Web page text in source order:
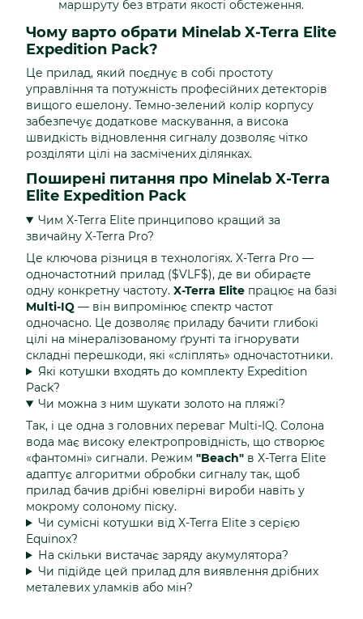
маршруту без втрати якості обстеження.
Чому варто обрати Minelab X-Terra Elite
Expedition Pack?
Це прилад, який поєднує в собі простоту
управління та потужність професійних детекторів
вищого ешелону. Темно-зелений колір корпусу
забезпечує додаткове маскування, а висока
швидкість відновлення сигналу дозволяє чітко
розділяти цілі на засмічених ділянках.
Поширені питання про Minelab X-Terra
Elite Expedition Pack
Чим X-Terra Elite принципово кращий за
звичайну X-Terra Pro?
Це ключова різниця в технологіях. X-Terra Pro —
одночастотний прилад ($VLF$), де ви обираєте
одну конкретну частоту. X-Terra Elite працює на базі
Multi-IQ — він випромінює спектр частот
одночасно. Це дозволяє приладу бачити глибокі
цілі на мінералізованому ґрунті та ігнорувати
складні перешкоди, які «сліплять» одночастотники.
Які котушки входять до комплекту Expedition
Pack?
Чи можна з ним шукати золото на пляжі?
Так, і це одна з головних переваг Multi-IQ. Солона
вода має високу електропровідність, що створює
«фантомні» сигнали. Режим "Beach" в X-Terra Elite
адаптує алгоритми обробки сигналу так, щоб
прилад бачив дрібні ювелірні вироби навіть у
мокрому солоному піску.
Чи сумісні котушки від X-Terra Elite з серією
Equinox?
На скільки вистачає заряду акумулятора?
Чи підійде цей прилад для виявлення дрібних
металевих уламків або мін?